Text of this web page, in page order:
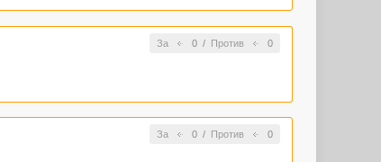
За 0/ Против 0
За 0/ Против 0